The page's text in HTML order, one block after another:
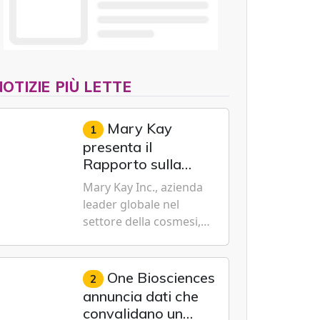
PIÙ LETTE
1 Mary Kay
presenta il
Rapporto sulla
sostenibilità 2026,
evidenziando i
progressi
realizzati a livello
globale nelle sfere
sociale, economica
e ambientale
Mary Kay Inc., azienda
leader globale nel
settore della cosmesi,
sostenibilità e
dell'emancipazione
femminile, oggi ha
presentato il suo
2 One Biosciences
annuncia dati che
convalidano un